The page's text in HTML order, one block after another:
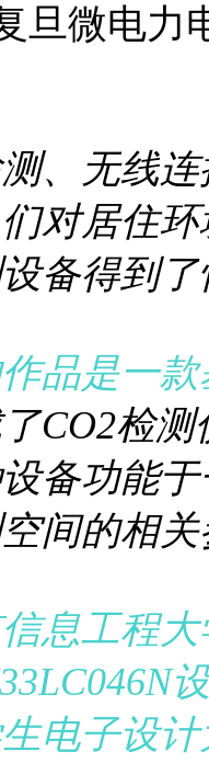
旦微电力
、无线
对居住
备得到
品是一
CO2检
备功能
间的相
息工程
电子设